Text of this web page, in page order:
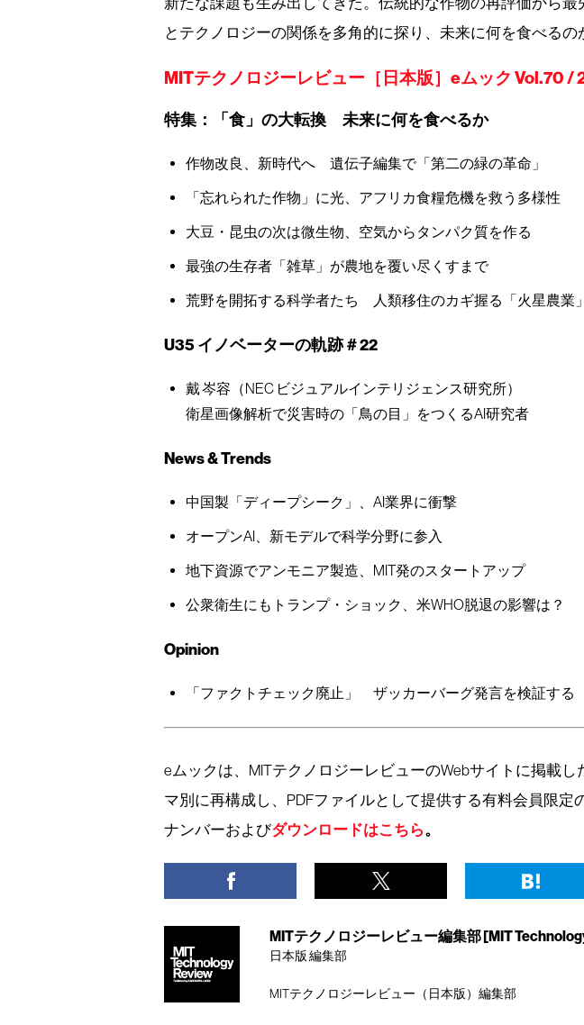
とテクノロジーの関係を多角的に探り、未来に何を食べるの
MITテクノロジーレビュー［日本版］eムック Vol.70 /
特集：「食」の大転換 未来に何を食べるか
作物改良、新時代へ 遺伝子編集で「第二の緑の革命」
「忘れられた作物」に光、アフリカ食糧危機を救う多様性
大豆・昆虫の次は微生物、空気からタンパク質を作る
最強の生存者「雑草」が農地を覆い尽くすまで
荒野を開拓する科学者たち 人類移住のカギ握る「火星農業」
U35 イノベーターの軌跡＃22
戴 岑容（NEC ビジュアルインテリジェンス研究所）
衛星画像解析で災害時の「鳥の目」をつくるAI研究者
News & Trends
中国製「ディープシーク」、AI業界に衝撃
オープンAI、新モデルで科学分野に参入
地下資源でアンモニア製造、MIT発のスタートアップ
公衆衛生にもトランプ・ショック、米WHO脱退の影響は？
Opinion
「ファクトチェック廃止」 ザッカーバーグ発言を検証する
eムックは、MITテクノロジーレビューのWebサイトに掲載
マ別に再構成し、PDFファイルとして提供する有料会員限定
ナンバーおよびダウンロードはこちら。
MITテクノロジーレビュー編集部 [MIT
日本版 編集部
MITテクノロジーレビュー（日本版）編集部